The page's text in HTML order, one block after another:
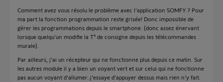
Comment avez vous résolu le problème avec l'application SOMFY ? Pour
ma part la fonction programmation reste grisée! Donc impossible de
gérer les programmations depuis le smartphone. (donc assez énervant
lorsque quelqu'un modifie la T° de consigne depuis les télécommandes
murale).
Par ailleurs, j'ai un récepteur qui ne fonctionne plus depuis ce matin. Sur
les autres module il y a bien un voyant vert et sur celui qui ne fonctionne
pas aucun voyant d'allumer..j'essaye d'appuyer dessus mais rien n'y fait.